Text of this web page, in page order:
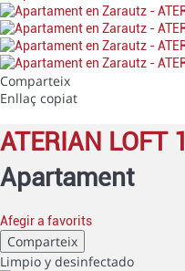
Comparteix
Enllaç copiat
ATERIAN LOFT 1
Apartament
Afegir a favorits
Comparteix
Limpio y desinfectado